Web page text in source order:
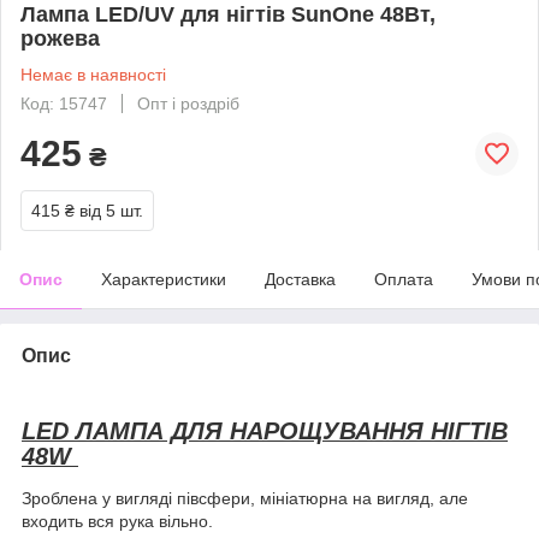
Лампа LED/UV для нігтів SunOne 48Вт,
рожева
Немає в наявності
Код: 15747
Опт і роздріб
425 ₴
415 ₴ від 5 шт.
Опис Характеристики Доставка Оплата Умови
Опис
LED ЛАМПА ДЛЯ НАРОЩУВАННЯ НІГТІВ
48W
Зроблена у вигляді півсфери, мініатюрна на вигляд, але
входить вся рука вільно.